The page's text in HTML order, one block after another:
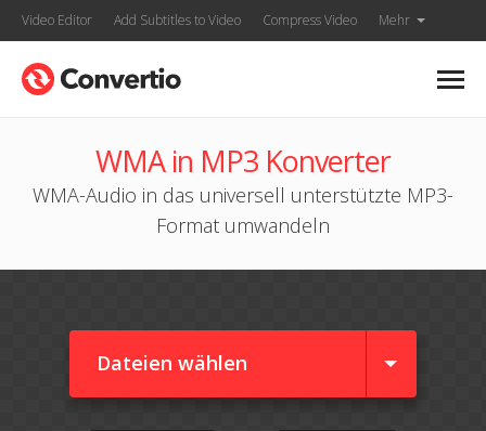
Video Editor Add Subtitles to Video Compress Video Mehr
WMA in MP3 Konverter
WMA-Audio in das universell unterstützte MP3-
Format umwandeln
Dateien wählen